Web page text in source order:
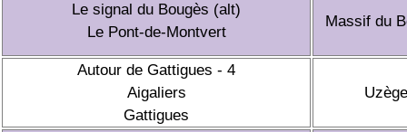
Le signal du Bougès (alt)
Le Pont-de-Montvert
Massif du
Autour de Gattigues - 4
Aigaliers
Gattigues
Uzège